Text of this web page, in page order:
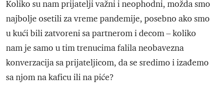
Koliko su nam prijatelji važni i neophodni, možda smo
najbolje osetili za vreme pandemije, posebno ako smo
u kući bili zatvoreni sa partnerom i decom – koliko
nam je samo u tim trenucima falila neobavezna
konverzacija sa prijateljicom, da se sredimo i izađemo
sa njom na kaficu ili na piće?